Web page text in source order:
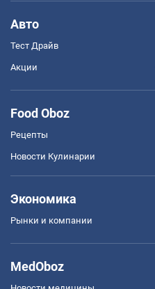
Авто
Тест Драйв
Акции
Food Oboz
Рецепты
Новости Кулинарии
Экономика
Рынки и компании
MedOboz